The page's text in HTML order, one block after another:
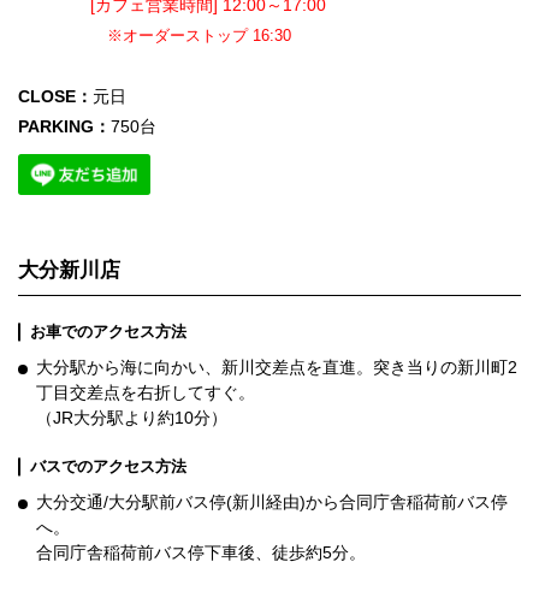
[カフェ営業時間] 12:00～17:00
※オーダーストップ 16:30
CLOSE： 元日
PARKING： 750台
大分新川店
お車でのアクセス方法
大分駅から海に向かい、新川交差点を直進。突き当りの新川町2
丁目交差点を右折してすぐ。
（JR大分駅より約10分）
バスでのアクセス方法
大分交通/大分駅前バス停(新川経由)から合同庁舎稲荷前バス停
へ。
合同庁舎稲荷前バス停下車後、徒歩約5分。